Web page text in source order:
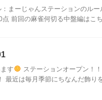
まーじゃんステーションのル
前回の麻雀何切る中盤編はこ
す
ステーションオープン！
最近は毎月季節にちなんだ飾り